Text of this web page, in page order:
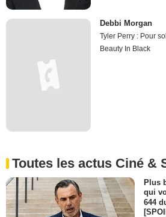
Debbi Morgan
Tyler Perry : Pour
Beauty In Black
Toutes les actus Ciné &
Plus
qui
644